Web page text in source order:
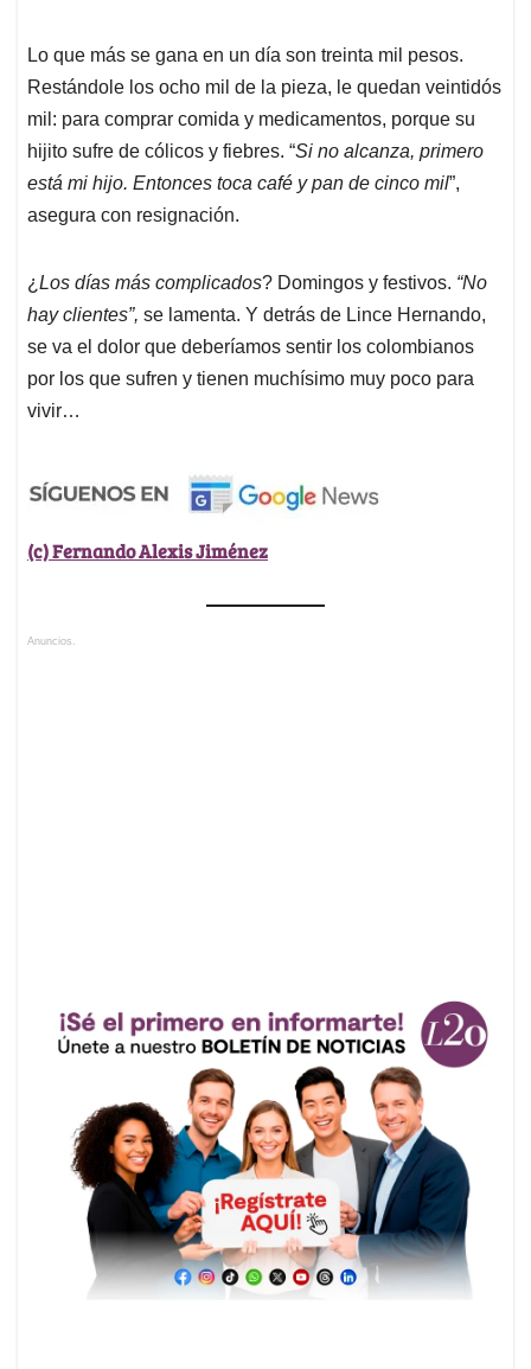
Lo que más se gana en un día son treinta mil pesos.
Restándole los ocho mil de la pieza, le quedan veintidós
mil: para comprar comida y medicamentos, porque su
hijito sufre de cólicos y fiebres. “Si no alcanza, primero
está mi hijo. Entonces toca café y pan de cinco mil”,
asegura con resignación.
¿ Los días más complicados? Domingos y festivos. “No
hay clientes”, se lamenta. Y detrás de Lince Hernando,
se va el dolor que deberíamos sentir los colombianos
por los que sufren y tienen muchísimo muy poco para
vivir…
(c) Fernando Alexis Jiménez
Anuncios.